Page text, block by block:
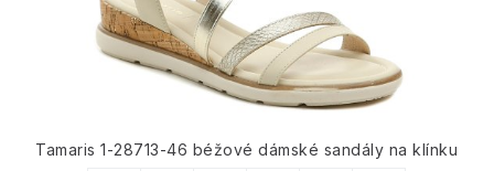
Tamaris 1-28713-46 béžové dámské sandály na klínku